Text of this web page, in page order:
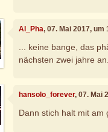
Al_Pha, 07. Mai 2017, um
... keine bange, das
nächsten zwei jahre
hansolo_forever, 07. Mai
Dann stich halt mit am